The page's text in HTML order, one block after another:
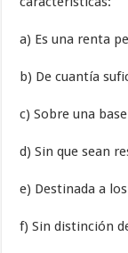
a) Es una renta
b) De cuantía
c) Sobre una
d) Sin que sean
e) Destinada a
f) Sin distinción